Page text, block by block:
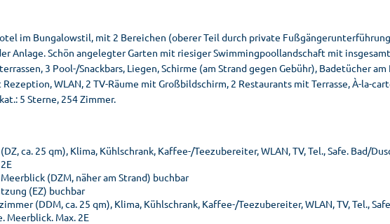
im Bungalowstil, mit 2 Bereichen (oberer Teil durch private
Anlage. Schön angelegter Garten mit riesiger Swimmingpoollandschaft mit
3 Pool-/Snackbars, Liegen, Schirme (am Strand gegen Gebühr), Badetücher am
WLAN, 2 TV-Räume mit Großbildschirm, 2 Restaurants mit Terrasse, À-la-
5 Sterne, 254 Zimmer.
ca. 25 qm), Klima, Kühlschrank, Kaffee-/Teezubereiter, WLAN, TV, Tel., Safe. Bad/
(DZM, näher am Strand) buchbar
(EZ) buchbar
(DDM, ca. 25 qm), Klima, Kühlschrank, Kaffee-/Teezubereiter, WLAN, TV, Tel.,
Meerblick. Max. 2E